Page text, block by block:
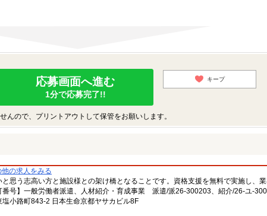
応募画面へ進む
1分で応募完了!!
キープ
ので、プリントアウトして保管をお願いします。
の求人をみる
と思う志高い方と施設様との架け橋となることです。資格支援を無料で実施し、
番号】一般労働者派遣、人材紹介・育成事業 派遣/派26-300203、紹介/26-ユ-
小路町843-2 日本生命京都ヤサカビル8F